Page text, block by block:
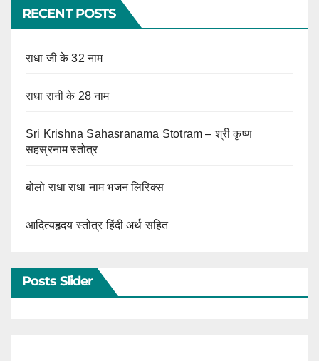
RECENT POSTS
राधा जी के 32 नाम
राधा रानी के 28 नाम
Sri Krishna Sahasranama Stotram – श्री कृष्ण
सहस्रनाम स्तोत्र
बोलो राधा राधा नाम भजन लिरिक्स
आदित्यहृदय स्तोत्र हिंदी अर्थ सहित
Posts Slider